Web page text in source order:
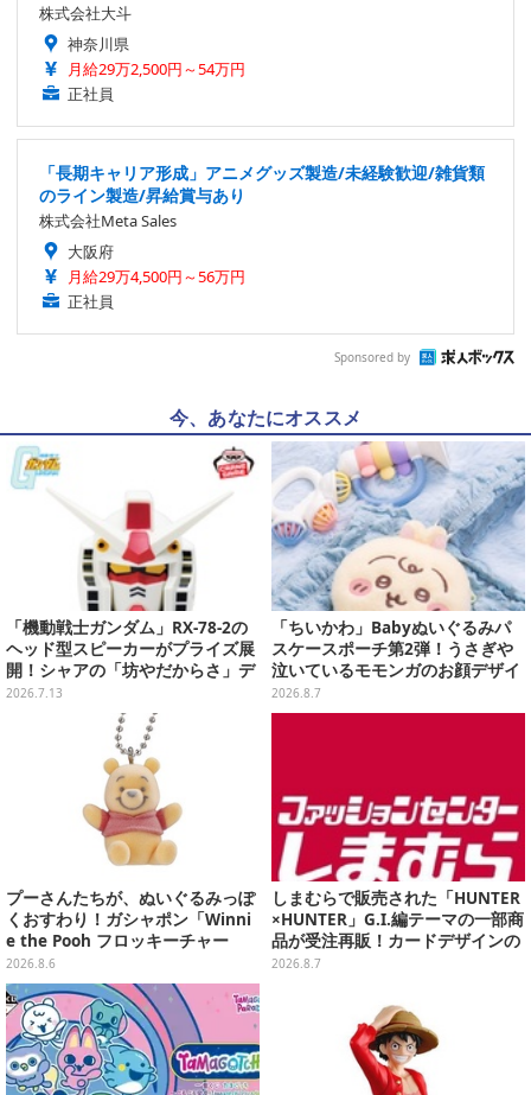
株式会社大斗
神奈川県
月給29万2,500円～54万円
正社員
「長期キャリア形成」アニメグッズ製造/未経験歓迎/雑貨類
のライン製造/昇給賞与あり
株式会社Meta Sales
大阪府
月給29万4,500円～56万円
正社員
Sponsored by
今、あなたにオススメ
「機動戦士ガンダム」RX-78-2の
ヘッド型スピーカーがプライズ展
開！シャアの「坊やだからさ」デ
ザインなどオシャレなグラス3種
2026.7.13
「ちいかわ」Babyぬいぐるみパ
スケースポーチ第2弾！うさぎや
泣いているモモンガのお顔デザイ
ン全4種が8月下旬プライズ展開
2026.8.7
プーさんたちが、ぬいぐるみっぽ
くおすわり！ガシャポン「Winni
e the Pooh フロッキーチャー
ム」ふわふわでどれも可愛い全4
種
2026.8.6
しまむらで販売された「HUNTER
×HUNTER」G.I.編テーマの一部商
品が受注再販！カードデザインの
キーホルダーや、キルアたちのセ
2026.8.7